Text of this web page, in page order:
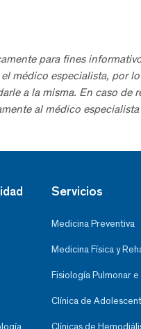
para fines
médico especialista, por
a la misma. En caso de
al médico
Servicios
Medicina Preventiva
Medicina Física y
Fisiología Pulmonar
Clínica de
Clínicas de